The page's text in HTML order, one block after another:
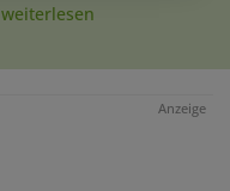
weiterlesen
Anzeige